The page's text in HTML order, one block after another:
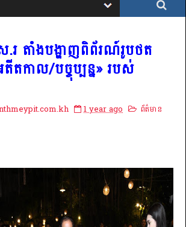
.រ តាំងបង្ហាញពិព័រណ៍រូបថត
តកាល/បច្ចុប្បន្ន» របស់
1 year ago
ព័ត៌មាន